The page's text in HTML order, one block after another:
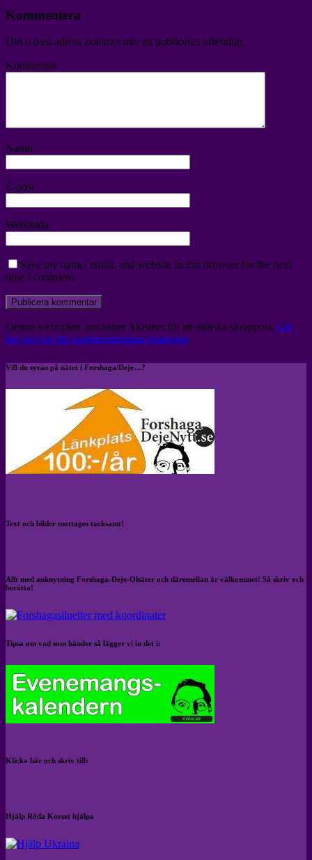
Kommentera
Din e-post adress kommer inte att publiceras offentligt.
Kommentar
Namn
E-post
Webbsida
Save my name, email, and website in this browser for the next
time I comment.
Denna webbplats använder Akismet för att minska skräppost. Lär
dig om hur din kommentarsdata bearbetas.
Vill du synas på nätet i Forshaga/Deje…?
Text och bilder mottages tacksamt!
Allt med anknytning Forshaga-Deje-Olsäter och däremellan är välkommet! Så skriv och
berätta!
Tipsa om vad som händer så lägger vi in det i:
Klicka här och skriv till:
Hjälp Röda Korset hjälpa